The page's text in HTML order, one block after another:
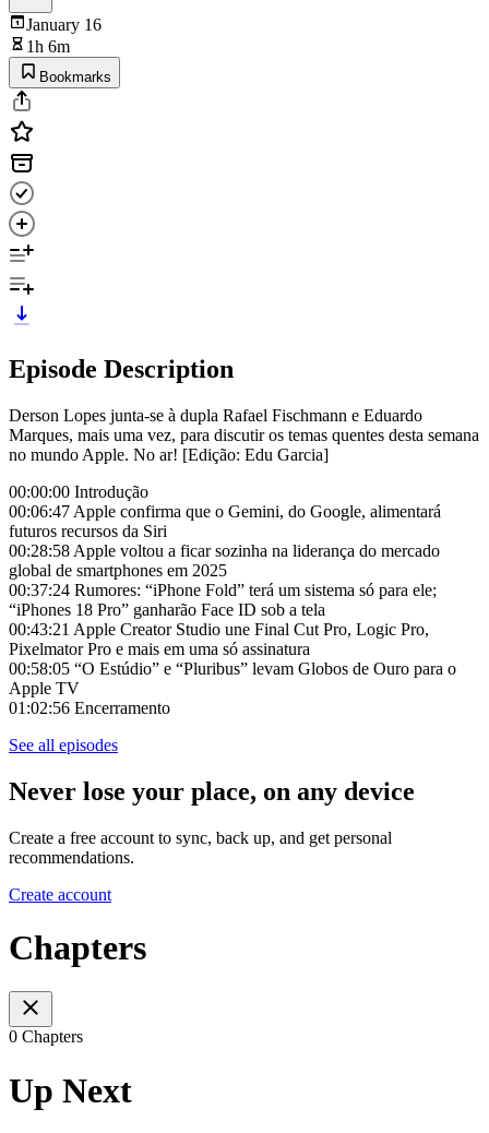
January 16
1h 6m
Bookmarks
Episode Description
Derson Lopes junta-se à dupla Rafael Fischmann e Eduardo
Marques, mais uma vez, para discutir os temas quentes desta semana
no mundo Apple. No ar! [Edição: Edu Garcia]
00:00:00 Introdução
00:06:47 Apple confirma que o Gemini, do Google, alimentará
futuros recursos da Siri
00:28:58 Apple voltou a ficar sozinha na liderança do mercado
global de smartphones em 2025
00:37:24 Rumores: “iPhone Fold” terá um sistema só para ele;
“iPhones 18 Pro” ganharão Face ID sob a tela
00:43:21 Apple Creator Studio une Final Cut Pro, Logic Pro,
Pixelmator Pro e mais em uma só assinatura
00:58:05 “O Estúdio” e “Pluribus” levam Globos de Ouro para o
Apple TV
01:02:56 Encerramento
See all episodes
Never lose your place, on any device
Create a free account to sync, back up, and get personal
recommendations.
Create account
Chapters
0 Chapters
Up Next